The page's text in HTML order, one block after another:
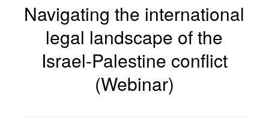
Navigating the international
legal landscape of the
Israel-Palestine conflict
(Webinar)